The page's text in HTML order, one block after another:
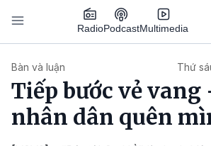
Nhảy đến nội dung
RadioPodcastMultimedia
Bàn và luận Thứ
Tiếp bước vẻ vang
nhân dân quên